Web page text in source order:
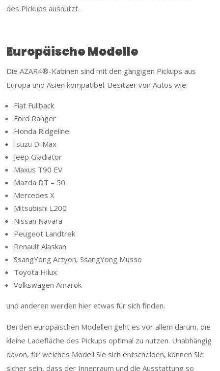
des Pickups ausnutzt.
Europäische Modelle
Die AZAR4®-Kabinen sind mit den gängigen Pickups aus
Europa und Asien kompatibel. Besitzer von Autos wie:
Fiat Fullback
Ford Ranger
Honda Ridgeline
Isuzu D-Max
Jeep Gladiator
Maxus T90 EV
Mazda DT – 50
Mercedes X
Mitsubishi L200
Nissan Navara
Peugeot Landtrek
Renault Alaskan
SsangYong Actyon, SsangYong Musso
Toyota Hilux
Volkswagen Amarok
und anderen werden hier etwas für sich finden.
Bei den europäischen Modellen geht es vor allem darum, die
kleine Ladefläche des Pickups optimal zu nutzen. Unabhängig
davon, für welches Modell Sie sich entscheiden, können Sie
sicher sein, dass der Innenraum und die Ausstattung so